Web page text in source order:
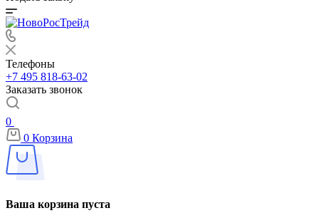
Телефоны
+7 495 818-63-02
Заказать звонок
0
0 Корзина
Ваша корзина пуста